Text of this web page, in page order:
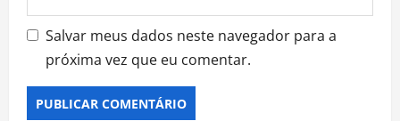
Salvar meus dados neste navegador para a
próxima vez que eu comentar.